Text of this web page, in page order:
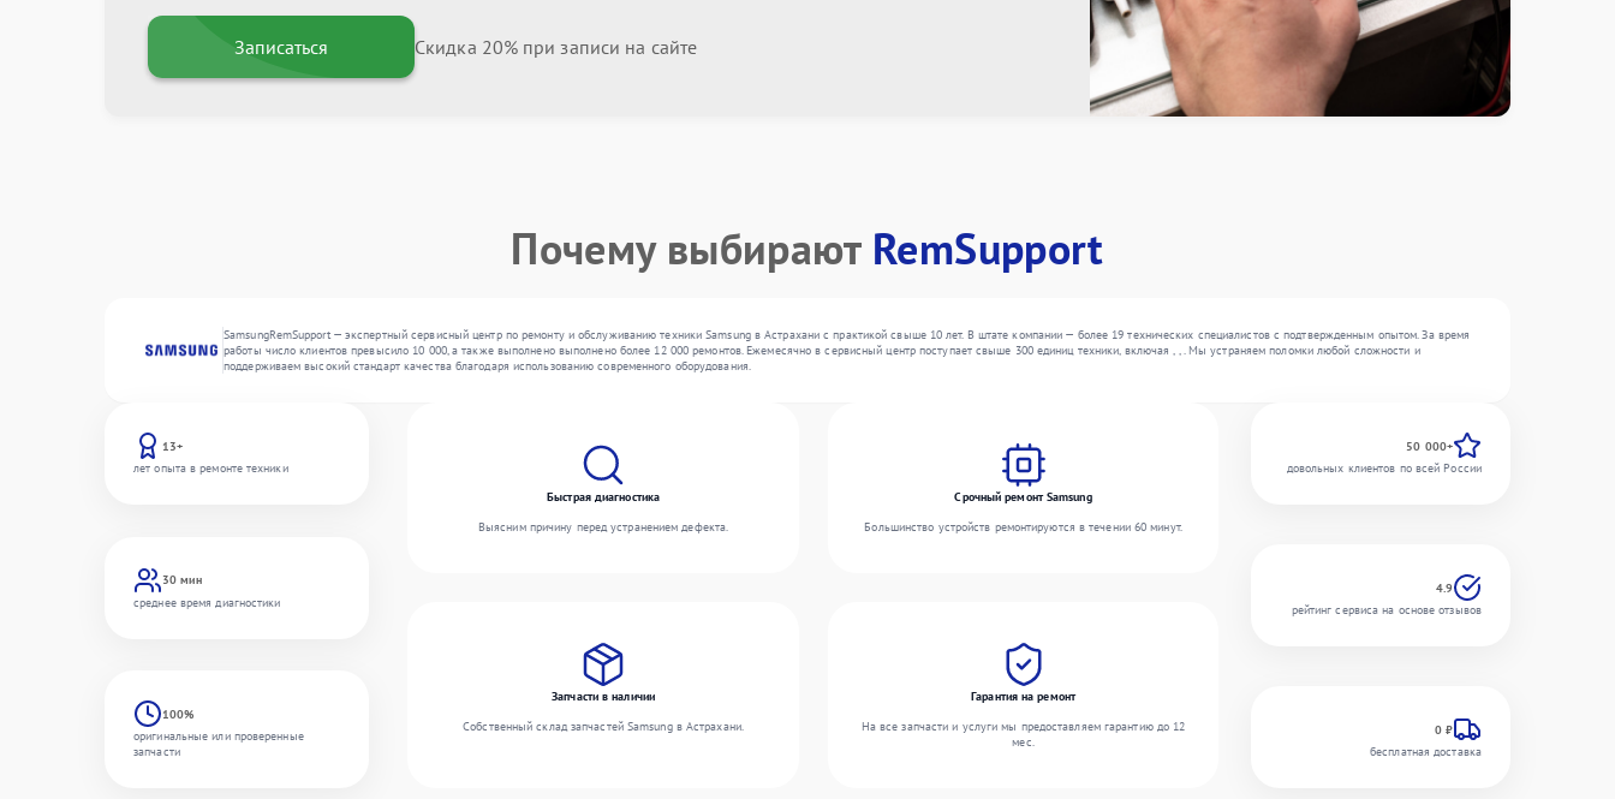
Записаться Скидка 20% при записи на сайте
Почему выбирают RemSupport
SamsungRemSupport — экспертный сервисный центр по ремонту и обслуживанию техники Samsung в Астрахани с практикой свыше 10 лет. В штате компании — более 19 технических специалистов с подтвержденным опытом. За время
работы число клиентов превысило 10 000, а также выполнено выполнено более 12 000 ремонтов. Ежемесячно в сервисный центр поступает свыше 300 единиц техники, включая , , . Мы устраняем поломки любой сложности и
поддерживаем высокий стандарт качества благодаря использованию современного оборудования.
13+
лет опыта в ремонте техники
30 мин
среднее время диагностики
100%
оригинальные или проверенные
запчасти
Быстрая диагностика
Выясним причину перед устранением дефекта.
Срочный ремонт Samsung
Большинство устройств ремонтируются в течении 60 минут.
Запчасти в наличии
Собственный склад запчастей Samsung в Астрахани.
Гарантия на ремонт
На все запчасти и услуги мы предоставляем гарантию до 12
мес.
50 000+
довольных клиентов по всей России
4.9
рейтинг сервиса на основе отзывов
0 ₽
бесплатная доставка